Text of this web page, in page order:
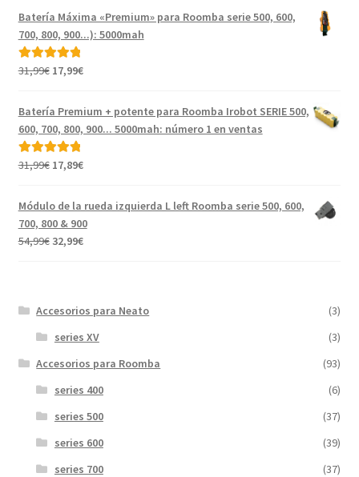
original
era:
46,99€.
actual
es:
Batería Máxima «Premium» para Roomba serie 500, 600,
700, 800, 900...): 5000mah
Valorado con
31,99€ El
original
era:
31,99€.
17,99€El
actual
es:
Batería Premium + potente para Roomba Irobot SERIE 500,
600, 700, 800, 900... 5000mah: número 1 en ventas
Valorado con
31,99€ El
original
era:
31,99€.
17,89€El
actual
es:
17,89€.
Módulo de la rueda izquierda L left Roomba serie 500, 600,
700, 800 & 900
54,99€ El
54,99€.
32,99€El
32,99€.
Accesorios para Neato
(3)
series XV
(3)
Accesorios para Roomba
(93)
series 400
(6)
series 500
(37)
series 600
(39)
series 700
(37)